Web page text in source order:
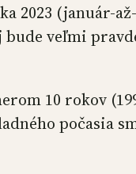
2023 (január-
veľmi
10 rokov
počasia